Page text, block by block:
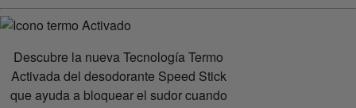
Descubre la nueva Tecnología Termo
Activada del desodorante Speed Stick
que ayuda a bloquear el sudor cuando